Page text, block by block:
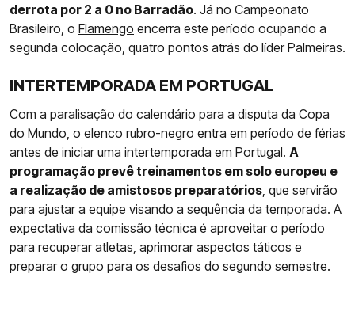
derrota por 2 a 0 no Barradão. Já no Campeonato
Brasileiro, o Flamengo encerra este período ocupando a
segunda colocação, quatro pontos atrás do líder Palmeiras.
INTERTEMPORADA EM PORTUGAL
Com a paralisação do calendário para a disputa da Copa
do Mundo, o elenco rubro-negro entra em período de férias
antes de iniciar uma intertemporada em Portugal. A
programação prevê treinamentos em solo europeu e
a realização de amistosos preparatórios , que servirão
para ajustar a equipe visando a sequência da temporada. A
expectativa da comissão técnica é aproveitar o período
para recuperar atletas, aprimorar aspectos táticos e
preparar o grupo para os desafios do segundo semestre.